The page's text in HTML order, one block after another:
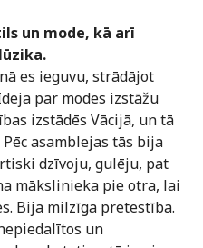
un mode, kā arī
es ieguvu, strādājot
par modes izstāžu
izstādēs Vācijā, un tā
asamblejas tās bija
dzīvoju, gulēju, pat
mākslinieka pie otra, lai
Bija milzīga pretestība.
un